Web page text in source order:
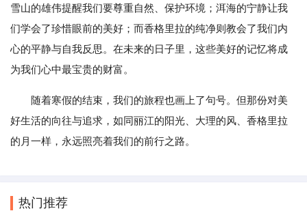
雪山的雄伟提醒我们要尊重自然、保护环境；洱海的宁静让我
们学会了珍惜眼前的美好；而香格里拉的纯净则教会了我们内
心的平静与自我反思。在未来的日子里，这些美好的记忆将成
为我们心中最宝贵的财富。
随着寒假的结束，我们的旅程也画上了句号。但那份对美
好生活的向往与追求，如同丽江的阳光、大理的风、香格里拉
的月一样，永远照亮着我们的前行之路。
热门推荐